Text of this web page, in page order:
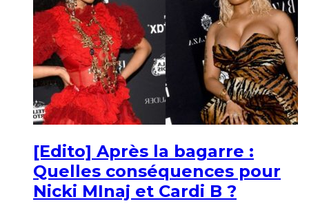
[Edito] Après la bagarre :
Quelles conséquences pour
Nicki MInaj et Cardi B ?